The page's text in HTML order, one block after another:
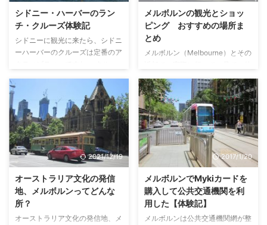
しており、配車アプリの価格とサ
ービスの競争が激化しています。
中でもDiDiは2018年にメルボル
ンに進出してから急成長を遂げ、
ン、サンシャイン ...
で、1か月は前にネットで予約を
しないと参加できません。 イベ
ントのアトラクションは2つあり
ます。ちなみに料金は各アトラ ...
シドニー・ハーバーのラン
チ・クルーズ体験記
シドニーに観光に来たら、シドニ
ーハーバーのクルーズは定番のア
類も、クルーズの形態もランチク
ルーズ、カクテルクルーズ、ディ
ナークルーズなどなど、様々で
す。 運航時間も、1時間くらいの
ものから、食事やショーもついて
3時間くらいのものまで、色々あ
ります。お値段も内容に応じてピ
ルーズからの景色 日中のシドニ
ーハーバー・クルーズの船上から
の風景を紹介します。 どの会社
のクルーズを選んでも、同じ様な
メルボルンの観光とショッ
ピング おすすめの場所ま
とめ
メルボルン（Melbourne）とその
験した観光スポットとショッピン
グの場所についてまとめました。
これからメルボルン観光をしよう
と計画されているなら、ご参考に
なればうれしいです！ メルボル
ン、グレートオーシャンロード、
フィリップ島などの人気ツアーと
アトラクションを日本語でお得に
Experience Oz Experience
Oz（エクスペリエンス オズ）
とは？ メルボルン市内と近郊の
観光スポット メルボルン市内と
2021/12/19
オーストラリア文化の発信
地、メルボルンってどんな
所？
オーストラリア文化の発信地、メ
2017/1/20
メルボルンでMykiカードを
購入して公共交通機関を利
用した【体験記】
メルボルンは公共交通機関網が整